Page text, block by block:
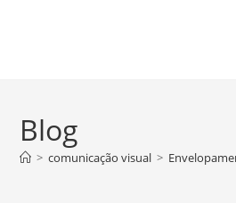
Blog
> comunicação visual >